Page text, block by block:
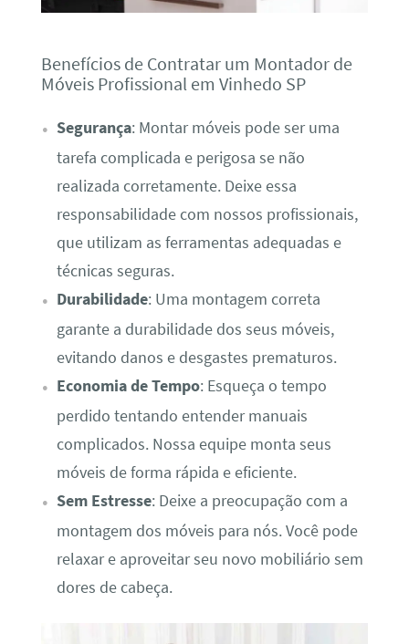
Benefícios de Contratar um Montador de
Móveis Profissional em Vinhedo SP
Segurança: Montar móveis pode ser uma
tarefa complicada e perigosa se não
realizada corretamente. Deixe essa
responsabilidade com nossos profissionais,
que utilizam as ferramentas adequadas e
técnicas seguras.
Durabilidade: Uma montagem correta
garante a durabilidade dos seus móveis,
evitando danos e desgastes prematuros.
Economia de Tempo: Esqueça o tempo
perdido tentando entender manuais
complicados. Nossa equipe monta seus
móveis de forma rápida e eficiente.
Sem Estresse: Deixe a preocupação com a
montagem dos móveis para nós. Você pode
relaxar e aproveitar seu novo mobiliário sem
dores de cabeça.